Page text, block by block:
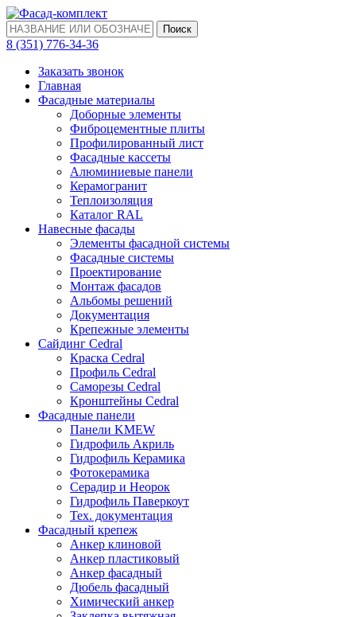
Поиск
‎8 (351) 776-34-36
Заказать звонок
Главная
Фасадные материалы
Доборные элементы
Фиброцементные плиты
Профилированный лист
Фасадные кассеты
Алюминиевые панели
Керамогранит
Теплоизоляция
Каталог RAL
Навесные фасады
Элементы фасадной системы
Фасадные системы
Проектирование
Монтаж фасадов
Альбомы решений
Документация
Крепежные элементы
Сайдинг Cedral
Краска Cedral
Профиль Cedral
Саморезы Cedral
Кронштейны Cedral
Фасадные панели
Панели KMEW
Гидрофиль Акриль
Гидрофиль Керамика
Фотокерамика
Серадир и Неорок
Гидрофиль Паверкоут
Тех. документация
Фасадный крепеж
Анкер клиновой
Анкер пластиковый
Анкер фасадный
Дюбель фасадный
Химический анкер